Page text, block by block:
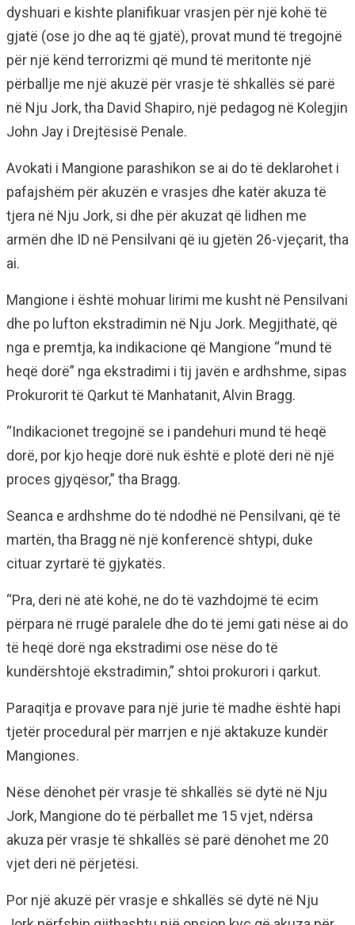
dyshuari e kishte planifikuar vrasjen për një kohë të
gjatë (ose jo dhe aq të gjatë), provat mund të tregojnë
për një kënd terrorizmi që mund të meritonte një
përballje me një akuzë për vrasje të shkallës së parë
në Nju Jork, tha David Shapiro, një pedagog në Kolegjin
John Jay i Drejtësisë Penale.
Avokati i Mangione parashikon se ai do të deklarohet i
pafajshëm për akuzën e vrasjes dhe katër akuza të
tjera në Nju Jork, si dhe për akuzat që lidhen me
armën dhe ID në Pensilvani që iu gjetën 26-vjeçarit, tha
ai.
Mangione i është mohuar lirimi me kusht në Pensilvani
dhe po lufton ekstradimin në Nju Jork. Megjithatë, që
nga e premtja, ka indikacione që Mangione “mund të
heqë dorë” nga ekstradimi i tij javën e ardhshme, sipas
Prokurorit të Qarkut të Manhatanit, Alvin Bragg.
“Indikacionet tregojnë se i pandehuri mund të heqë
dorë, por kjo heqje dorë nuk është e plotë deri në një
proces gjyqësor,” tha Bragg.
Seanca e ardhshme do të ndodhë në Pensilvani, që të
martën, tha Bragg në një konferencë shtypi, duke
cituar zyrtarë të gjykatës.
“Pra, deri në atë kohë, ne do të vazhdojmë të ecim
përpara në rrugë paralele dhe do të jemi gati nëse ai do
të heqë dorë nga ekstradimi ose nëse do të
kundërshtojë ekstradimin,” shtoi prokurori i qarkut.
Paraqitja e provave para një jurie të madhe është hapi
tjetër procedural për marrjen e një aktakuze kundër
Mangiones.
Nëse dënohet për vrasje të shkallës së dytë në Nju
Jork, Mangione do të përballet me 15 vjet, ndërsa
akuza për vrasje të shkallës së parë dënohet me 20
vjet deri në përjetësi.
Por një akuzë për vrasje e shkallës së dytë në Nju